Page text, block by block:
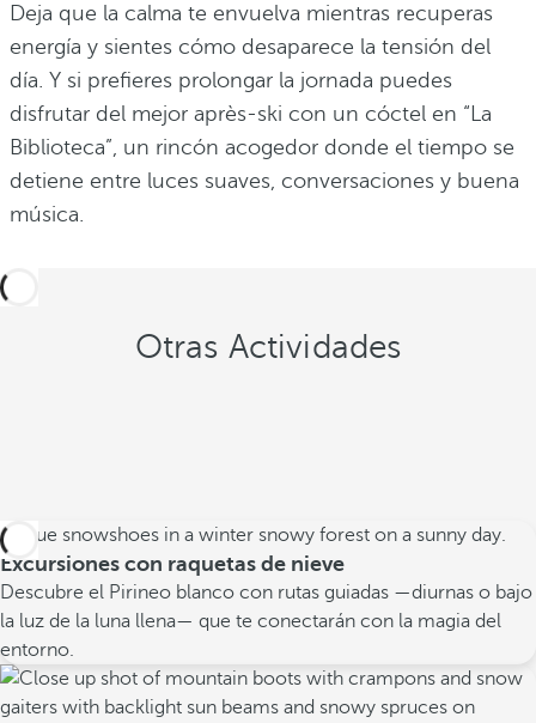
Deja que la calma te envuelva mientras recuperas
energía y sientes cómo desaparece la tensión del
día. Y si prefieres prolongar la jornada puedes
disfrutar del mejor après-ski con un cóctel en “La
Biblioteca”, un rincón acogedor donde el tiempo se
detiene entre luces suaves, conversaciones y buena
música.
Otras Actividades
Excursiones con raquetas de nieve
Descubre el Pirineo blanco con rutas guiadas —diurnas o bajo
la luz de la luna llena— que te conectarán con la magia del
entorno.